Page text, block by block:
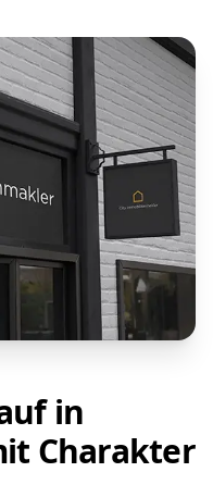
in
Charakter